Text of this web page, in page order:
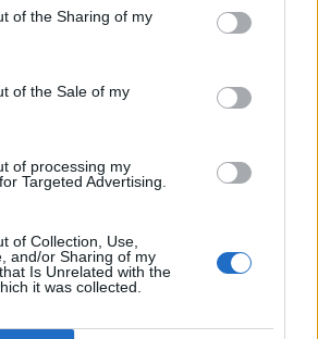
of the Sharing of my
of the Sale of my
of processing my
Targeted Advertising.
of Collection, Use,
and/or Sharing of my
Is Unrelated with the
it was collected.
conferências, a programação
de Castelo Branco, a
Bordado à Mão” e iniciativas de
ao vivo.
a estratégia de
de Castelo Branco
à Agência Incomparáveis, Sónia
de Museus e Cultura da Câmara
Branco, considera que a Bienal
Interior, localizada na Região
atravessa um período de “forte
“condições para atrair novos
e estrangeiros, fixar população e
inovação e na valorização do
prestadas à Agência
de mais uma edição da Feira de